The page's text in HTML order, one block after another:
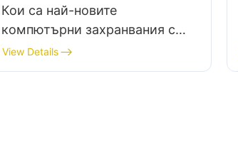
Кои са най-новите
компютърни захранвания с
функции за интелигентно
наблюдение?
View Details